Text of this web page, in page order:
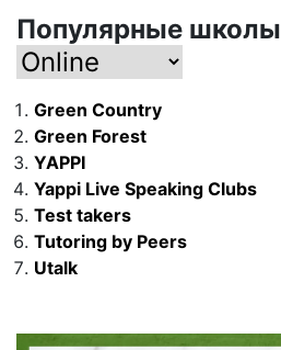
Популярные школы
Green Country
Green Forest
YAPPI
Yappi Live Speaking Clubs
Test takers
Tutoring by Peers
Utalk